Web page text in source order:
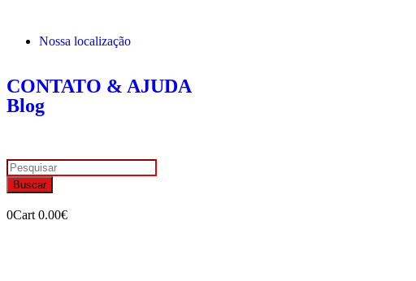
Nossa localização
CONTATO & AJUDA
Blog
Buscar
0Cart 0.00€